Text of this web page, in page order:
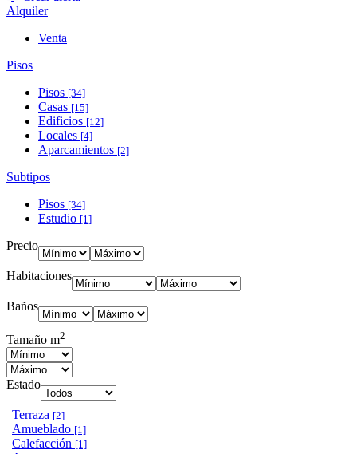
Alquiler
Venta
Pisos
Pisos [34]
Casas [15]
Edificios [12]
Locales [4]
Aparcamientos [2]
Subtipos
Pisos [34]
Estudio [1]
Precio
Habitaciones
Baños
Tamaño m2
Estado
Terraza [2]
Amueblado [1]
Calefacción [1]